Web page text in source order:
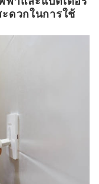
ดวกในการใช้